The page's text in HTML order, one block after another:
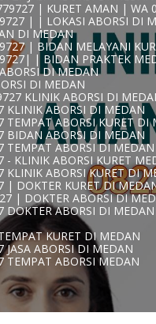
| KURET AMAN | WA
| | LOKASI ABORSI DI
DI MEDAN
| BIDAN MELAYANI
| BIDAN PRAKTEK
DI MEDAN
DI MEDAN
KLINIK ABORSI DI
KLINIK ABORSI DI MEDAN
TEMPAT ABORSI KURET DI
BIDAN ABORSI DI MEDAN
TEMPAT ABORSI DI MEDAN
- KLINIK ABORSI KURET
KLINIK ABORSI KURET DI
| DOKTER KURET DI
| DOKTER ABORSI DI
DOKTER ABORSI DI MEDAN
KURET DI MEDAN
ABORSI DI MEDAN
TEMPAT ABORSI MEDAN
KLINIK ABORSI MEDAN
TEMPAT ABORSI KURET
ABORSI DI MEDAN
ABORSI DI MEDAN
TEMPAT ABORSI
DOKTER KURET DI
TEMPAT KURET DI MEDAN
JASA ABORSI DI MEDAN
727 KURET AMAN WA
727 LOKASI ABORSI DI
ABORSI AMAN DI MEDAN
BIDAN MELAYANI
BIDAN PRAKTEK MEDAN
MEDAN
TEMPAT ABORSI DI
KLINIK ABORSI MEDAN
DOKTER ABORSI DI
BIDAN ABORSI DI
KLINIK KURET DI
KURET AMAN | WA
727 TEMPAT ABORSI
727 KLINIK ABORSI KURET
DOKTER KURET DI
DOKTER ABORSI DI
TEMPAT KURET DI